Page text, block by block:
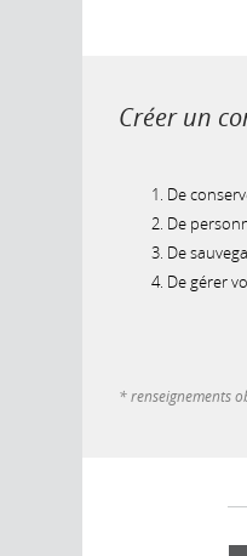
Créer un
De
De
De
De gérer
* renseignements